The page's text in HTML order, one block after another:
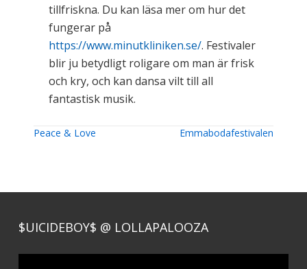
tillfriskna. Du kan läsa mer om hur det
fungerar på
https://www.minutkliniken.se/. Festivaler
blir ju betydligt roligare om man är frisk
och kry, och kan dansa vilt till all
fantastisk musik.
Post
Peace & Love Emmabodafestivalen
$UICIDEBOY$ @ LOLLAPALOOZA